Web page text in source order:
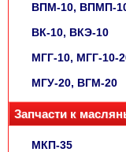
ВПМ-10, ВПМП-
ВК-10, ВКЭ-10
МГГ-10, МГГ-10-
МГУ-20, ВГМ-20
Запчасти к
МКП-35